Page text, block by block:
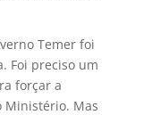
Temer foi
Foi preciso um
forçar a
Ministério. Mas